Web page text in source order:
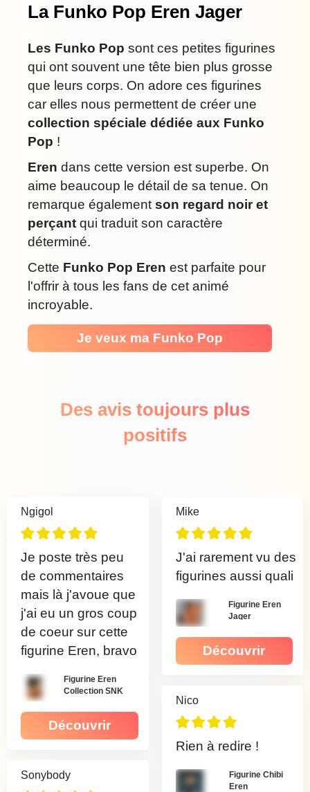
La Funko Pop Eren Jager
Les Funko Pop sont ces petites figurines
qui ont souvent une tête bien plus grosse
que leurs corps. On adore ces figurines
car elles nous permettent de créer une
collection spéciale dédiée aux Funko
Pop !
Eren dans cette version est superbe. On
aime beaucoup le détail de sa tenue. On
remarque également son regard noir et
perçant qui traduit son caractère
déterminé.
Cette Funko Pop Eren est parfaite pour
l'offrir à tous les fans de cet animé
incroyable.
Je veux ma Funko Pop
Des avis toujours plus
positifs
Ngigol
Je poste très peu
de commentaires
mais là j'avoue que
j'ai eu un gros coup
de coeur sur cette
figurine Eren, bravo
Figurine Eren
Collection SNK
Découvrir
Sonybody
Mike
J'ai rarement vu des
figurines aussi quali
Figurine Eren
Jager
Découvrir
Nico
Rien à redire !
Figurine Chibi
Eren